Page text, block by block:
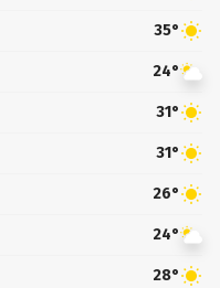
35°
24°
31°
31°
26°
24°
28°